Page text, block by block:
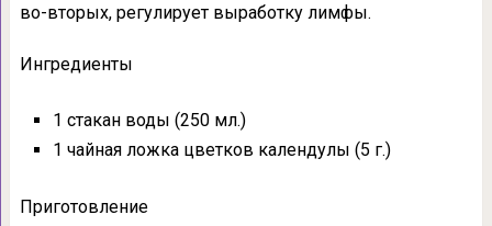
во-вторых, регулирует выработку лимфы.
Ингредиенты
1 стакан воды (250 мл.)
1 чайная ложка цветков календулы (5 г.)
Приготовление